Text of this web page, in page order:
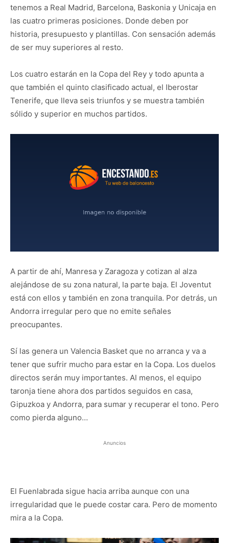
tenemos a Real Madrid, Barcelona, Baskonia y Unicaja en
las cuatro primeras posiciones. Donde deben por
historia, presupuesto y plantillas. Con sensación además
de ser muy superiores al resto.
Los cuatro estarán en la Copa del Rey y todo apunta a
que también el quinto clasificado actual, el Iberostar
Tenerife, que lleva seis triunfos y se muestra también
sólido y superior en muchos partidos.
A partir de ahí, Manresa y Zaragoza y cotizan al alza
alejándose de su zona natural, la parte baja. El Joventut
está con ellos y también en zona tranquila. Por detrás, un
Andorra irregular pero que no emite señales
preocupantes.
Sí las genera un Valencia Basket que no arranca y va a
tener que sufrir mucho para estar en la Copa. Los duelos
directos serán muy importantes. Al menos, el equipo
taronja tiene ahora dos partidos seguidos en casa,
Gipuzkoa y Andorra, para sumar y recuperar el tono. Pero
como pierda alguno…
Anuncios
El Fuenlabrada sigue hacia arriba aunque con una
irregularidad que le puede costar cara. Pero de momento
mira a la Copa.